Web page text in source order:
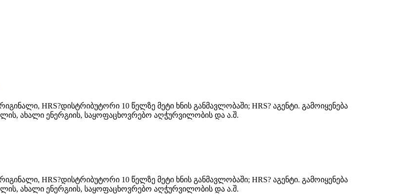
HRS?დისტრიბუტორი 10 წელზე მეტი ხნის განმავლობაში; HRS? აგენტი. გამოიყენება
ახალი ენერგიის, საყოფაცხოვრებო აღჭურვილობის და ა.შ.
HRS?დისტრიბუტორი 10 წელზე მეტი ხნის განმავლობაში; HRS? აგენტი. გამოიყენება
ახალი ენერგიის, საყოფაცხოვრებო აღჭურვილობის და ა.შ.